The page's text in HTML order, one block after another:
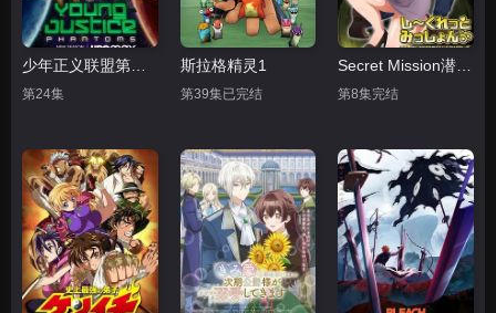
少年正义联盟第四季
第24集
斯拉格精灵1
第39集已完结
Secret Mission潜入捜査官绝对不会输
第8集完结